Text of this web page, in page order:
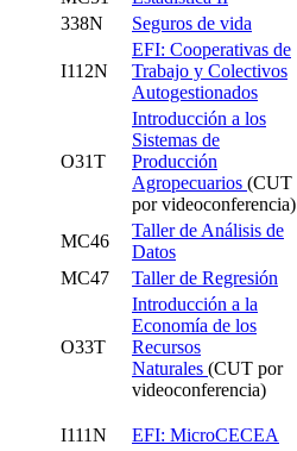
338N
Seguros de vida
I112N
EFI: Cooperativas de
Trabajo y Colectivos
Autogestionados
O31T
Introducción a los
Sistemas de
Producción
Agropecuarios (CUT
por videoconferencia)
MC46
Taller de Análisis de
Datos
MC47
Taller de Regresión
O33T
Introducción a la
Economía de los
Recursos
Naturales (CUT por
videoconferencia)
I111N EFI: MicroCECEA